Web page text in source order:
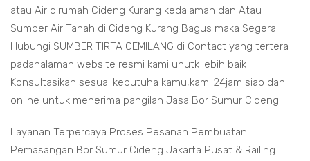
atau Air dirumah Cideng Kurang kedalaman dan Atau
Sumber Air Tanah di Cideng Kurang Bagus maka Segera
Hubungi SUMBER TIRTA GEMILANG di Contact yang tertera
padahalaman website resmi kami unutk lebih baik
Konsultasikan sesuai kebutuha kamu,kami 24jam siap dan
online untuk menerima pangilan Jasa Bor Sumur Cideng.
Layanan Terpercaya Proses Pesanan Pembuatan
Pemasangan Bor Sumur Cideng Jakarta Pusat & Railing